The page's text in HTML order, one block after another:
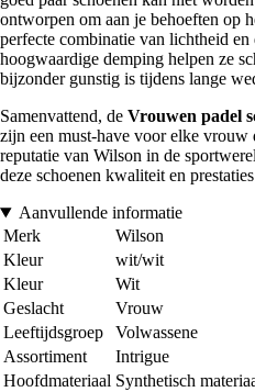
ontworpen om aan je behoeften op
perfecte combinatie van lichtheid en
hoogwaardige demping helpen ze
bijzonder gunstig is tijdens lange
Samenvattend, de Vrouwen padel
zijn een must-have voor elke vrouw
reputatie van Wilson in de
deze schoenen kwaliteit en
Aanvullende informatie
Merk
Wilson
Kleur
wit/wit
Kleur
Wit
Geslacht
Vrouw
Leeftijdsgroep
Volwassene
Assortiment
Intrigue
Hoofdmateriaal Synthetisch